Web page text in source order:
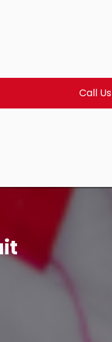
Call Us